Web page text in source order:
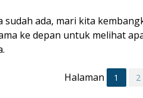
sudah ada, mari kita
ke depan untuk melihat
Halaman 1 2